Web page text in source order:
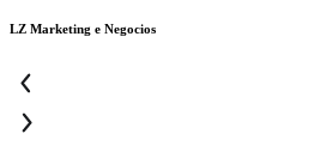
LZ Marketing e Negocios